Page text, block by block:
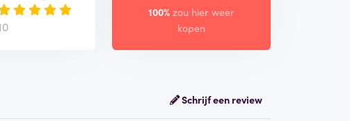
100% zou hier weer
kopen
Schrijf een review